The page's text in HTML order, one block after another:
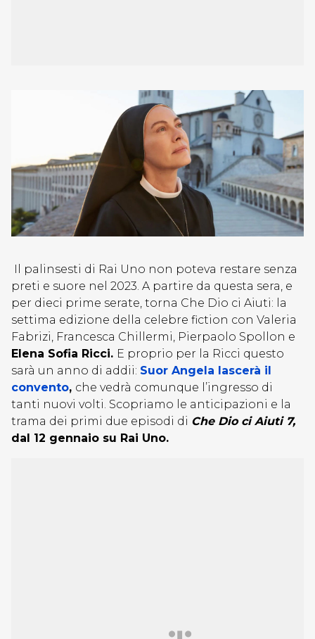
Il palinsesti di Rai Uno non poteva restare senza
preti e suore nel 2023. A partire da questa sera, e
per dieci prime serate, torna Che Dio ci Aiuti: la
settima edizione della celebre fiction con Valeria
Fabrizi, Francesca Chillermi, Pierpaolo Spollon e
Elena Sofia Ricci. E proprio per la Ricci questo
sarà un anno di addii: Suor Angela lascerà il
convento, che vedrà comunque l’ingresso di
tanti nuovi volti. Scopriamo le anticipazioni e la
trama dei primi due episodi di Che Dio ci Aiuti 7,
dal 12 gennaio su Rai Uno.